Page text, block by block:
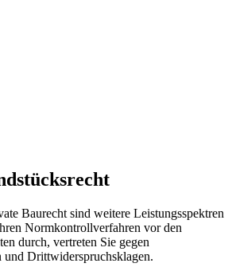
Baurecht sind weitere Leistungsspektren
Normkontrollverfahren vor den
durch, vertreten Sie gegen
und Drittwiderspruchsklagen.